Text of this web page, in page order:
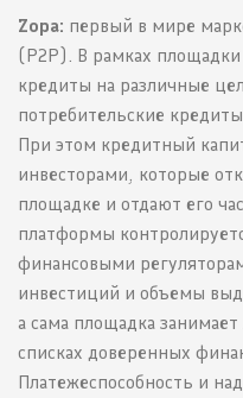
Zopa: первый в мире
(P2P). В рамках
кредиты на различные
потребительские
При этом кредитный
инвесторами, которые
площадке и отдают его
платформы
финансовыми
инвестиций и объемы
а сама площадка
списках доверенных
Платежеспособность и